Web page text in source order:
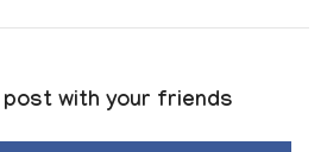
with your friends